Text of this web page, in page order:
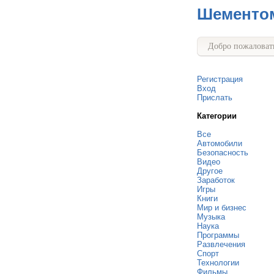
Добро
Регистрация
Вход
Прислать
Категории
Все
Автомобили
Безопасность
Видео
Другое
Заработок
Игры
Книги
Мир и бизнес
Музыка
Наука
Программы
Развлечения
Спорт
Технологии
Фильмы